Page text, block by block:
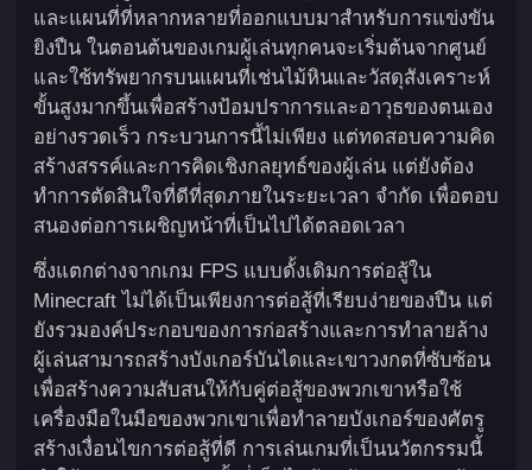
และแผนที่ที่หลากหลายที่ออกแบบมาสำหรับการแข่งขัน
ยิงปืน ในตอนต้นของเกมผู้เล่นทุกคนจะเริ่มต้นจากศูนย์
และใช้ทรัพยากรบนแผนที่เช่นไม้หินและวัสดุสังเคราะห์
ขั้นสูงมากขึ้นเพื่อสร้างป้อมปราการและอาวุธของตนเอง
อย่างรวดเร็ว กระบวนการนี้ไม่เพียง แต่ทดสอบความคิด
สร้างสรรค์และการคิดเชิงกลยุทธ์ของผู้เล่น แต่ยังต้อง
ทำการตัดสินใจที่ดีที่สุดภายในระยะเวลา จำกัด เพื่อตอบ
สนองต่อการเผชิญหน้าที่เป็นไปได้ตลอดเวลา
ซึ่งแตกต่างจากเกม FPS แบบดั้งเดิมการต่อสู้ใน
Minecraft ไม่ได้เป็นเพียงการต่อสู้ที่เรียบง่ายของปืน แต่
ยังรวมองค์ประกอบของการก่อสร้างและการทำลายล้าง
ผู้เล่นสามารถสร้างบังเกอร์บันไดและเขาวงกตที่ซับซ้อน
เพื่อสร้างความสับสนให้กับคู่ต่อสู้ของพวกเขาหรือใช้
เครื่องมือในมือของพวกเขาเพื่อทำลายบังเกอร์ของศัตรู
สร้างเงื่อนไขการต่อสู้ที่ดี การเล่นเกมที่เป็นนวัตกรรมนี้